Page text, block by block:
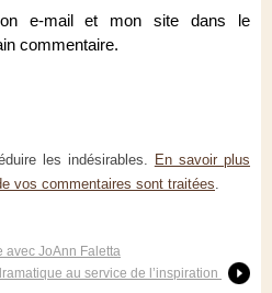
e-mail et mon site dans le
commentaire.
les indésirables.
En savoir plus
vos commentaires sont traitées
avec JoAnn Faletta
au service de l’inspiration